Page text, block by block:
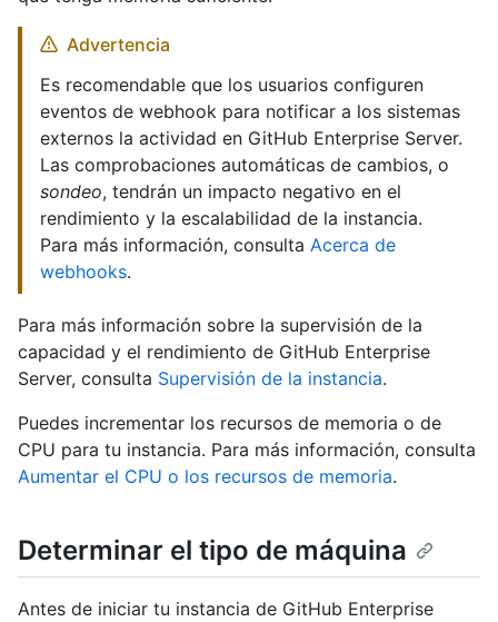
Advertencia
Es recomendable que los usuarios configuren
eventos de webhook para notificar a los sistemas
externos la actividad en GitHub Enterprise Server.
Las comprobaciones automáticas de cambios, o
sondeo, tendrán un impacto negativo en el
rendimiento y la escalabilidad de la instancia.
Para más información, consulta Acerca de
webhooks.
Para más información sobre la supervisión de la
capacidad y el rendimiento de GitHub Enterprise
Server, consulta Supervisión de la instancia.
Puedes incrementar los recursos de memoria o de
CPU para tu instancia. Para más información, consulta
Aumentar el CPU o los recursos de memoria.
Determinar el tipo de máquina
Antes de iniciar tu instancia de GitHub Enterprise